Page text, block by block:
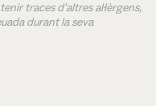
traces d'altres al·lèrgens,
durant la seva